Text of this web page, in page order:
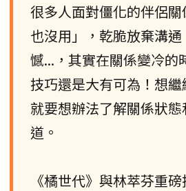
很多人面對僵化的伴侶
也沒用」，乾脆放棄溝
憾...，其實在關係變冷的
技巧還是大有可為！想繼
就要想辦法了解關係狀
道。
《橘世代》與林萃芬重